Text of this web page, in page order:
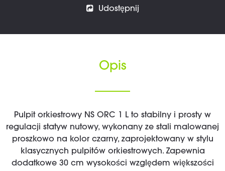
Udostępnij
Opis
Pulpit orkiestrowy NS ORC 1 L to stabilny i prosty w
regulacji statyw nutowy, wykonany ze stali malowanej
proszkowo na kolor czarny, zaprojektowany w stylu
klasycznych pulpitów orkiestrowych. Zapewnia
dodatkowe 30 cm wysokości względem większości